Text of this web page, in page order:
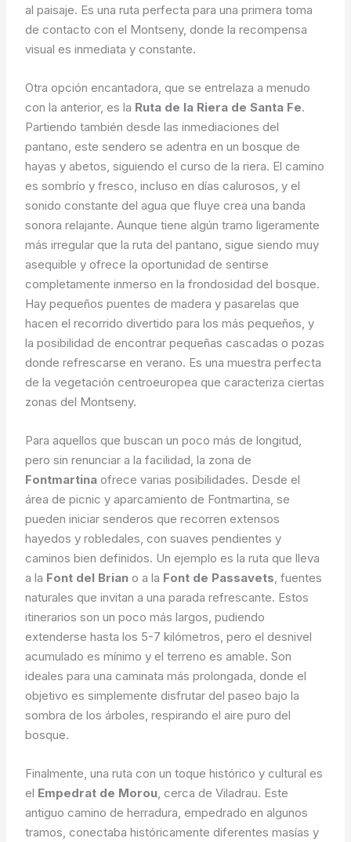
al paisaje. Es una ruta perfecta para una primera toma
de contacto con el Montseny, donde la recompensa
visual es inmediata y constante.
Otra opción encantadora, que se entrelaza a menudo
con la anterior, es la Ruta de la Riera de Santa Fe.
Partiendo también desde las inmediaciones del
pantano, este sendero se adentra en un bosque de
hayas y abetos, siguiendo el curso de la riera. El camino
es sombrío y fresco, incluso en días calurosos, y el
sonido constante del agua que fluye crea una banda
sonora relajante. Aunque tiene algún tramo ligeramente
más irregular que la ruta del pantano, sigue siendo muy
asequible y ofrece la oportunidad de sentirse
completamente inmerso en la frondosidad del bosque.
Hay pequeños puentes de madera y pasarelas que
hacen el recorrido divertido para los más pequeños, y
la posibilidad de encontrar pequeñas cascadas o pozas
donde refrescarse en verano. Es una muestra perfecta
de la vegetación centroeuropea que caracteriza ciertas
zonas del Montseny.
Para aquellos que buscan un poco más de longitud,
pero sin renunciar a la facilidad, la zona de
Fontmartina ofrece varias posibilidades. Desde el
área de picnic y aparcamiento de Fontmartina, se
pueden iniciar senderos que recorren extensos
hayedos y robledales, con suaves pendientes y
caminos bien definidos. Un ejemplo es la ruta que lleva
a la Font del Brian o a la Font de Passavets, fuentes
naturales que invitan a una parada refrescante. Estos
itinerarios son un poco más largos, pudiendo
extenderse hasta los 5-7 kilómetros, pero el desnivel
acumulado es mínimo y el terreno es amable. Son
ideales para una caminata más prolongada, donde el
objetivo es simplemente disfrutar del paseo bajo la
sombra de los árboles, respirando el aire puro del
bosque.
Finalmente, una ruta con un toque histórico y cultural es
el Empedrat de Morou, cerca de Viladrau. Este
antiguo camino de herradura, empedrado en algunos
tramos, conectaba históricamente diferentes masías y